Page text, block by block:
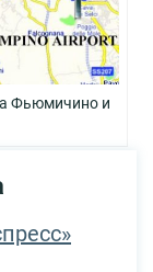
Фьюмичино и